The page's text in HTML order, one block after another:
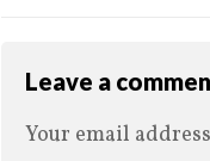
Leave a
Your email